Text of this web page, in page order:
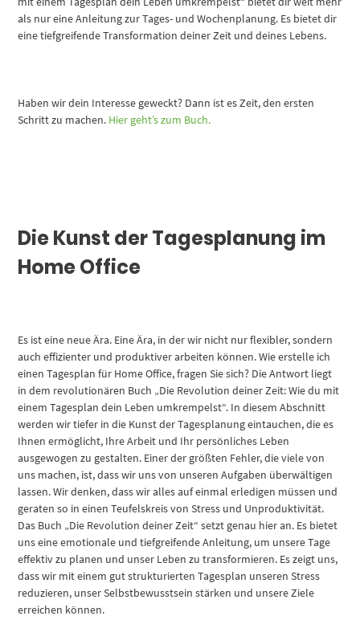
als nur eine Anleitung zur Tages- und Wochenplanung. Es bietet dir
eine tiefgreifende Transformation deiner Zeit und deines Lebens.
Haben wir dein Interesse geweckt? Dann ist es Zeit, den ersten
Schritt zu machen. Hier geht’s zum Buch.
Die Kunst der Tagesplanung im
Home Office
Es ist eine neue Ära. Eine Ära, in der wir nicht nur flexibler, sondern
auch effizienter und produktiver arbeiten können. Wie erstelle ich
einen Tagesplan für Home Office, fragen Sie sich? Die Antwort liegt
in dem revolutionären Buch „Die Revolution deiner Zeit: Wie du mit
einem Tagesplan dein Leben umkrempelst“. In diesem Abschnitt
werden wir tiefer in die Kunst der Tagesplanung eintauchen, die es
Ihnen ermöglicht, Ihre Arbeit und Ihr persönliches Leben
ausgewogen zu gestalten. Einer der größten Fehler, die viele von
uns machen, ist, dass wir uns von unseren Aufgaben überwältigen
lassen. Wir denken, dass wir alles auf einmal erledigen müssen und
geraten so in einen Teufelskreis von Stress und Unproduktivität.
Das Buch „Die Revolution deiner Zeit“ setzt genau hier an. Es bietet
uns eine emotionale und tiefgreifende Anleitung, um unsere Tage
effektiv zu planen und unser Leben zu transformieren. Es zeigt uns,
dass wir mit einem gut strukturierten Tagesplan unseren Stress
reduzieren, unser Selbstbewusstsein stärken und unsere Ziele
erreichen können.